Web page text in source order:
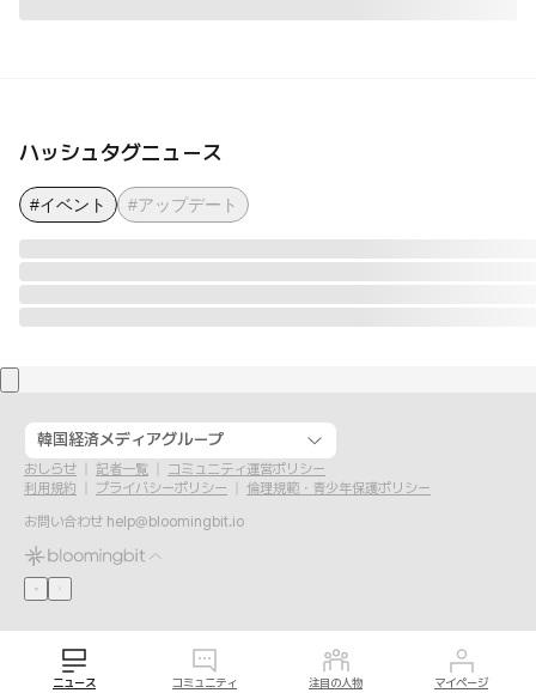
ハッシュタグニュース
#イベント #アップデート
韓国経済メディアグループ
おしらせ 記者一覧
コミュニティ運営ポリシー
利用規約
プライバシーポリシー
倫理規範・青少年保護ポリシー
お問い合わせ help@bloomingbit.io
ニュース コミュニティ 注目の人物 マイページ